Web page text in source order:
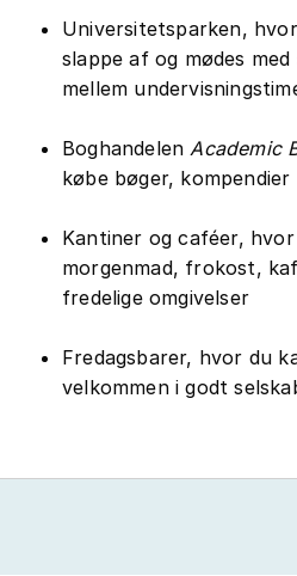
Universitetsparken,
slappe af og mødes
mellem
Boghandelen Academic
købe bøger, kompendier
Kantiner og caféer,
morgenmad, frokost,
fredelige omgivelser
Fredagsbarer, hvor du
velkommen i godt